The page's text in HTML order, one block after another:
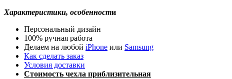
Характеристики, особенности
Персональный дизайн
100% ручная работа
Делаем на любой iPhone или Samsung
Как сделать заказ
Условия доставки
Стоимость чехла приблизительная